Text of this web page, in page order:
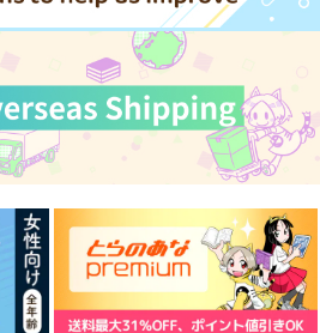
もリプリーズ
円
シャーロック×ウィリアム
サンプル
作品詳細
海の上、目を閉じた
準備号壱、弐合本
yellow
110円 （税込）
シャア×シャリア
サンプル
作品詳細
カート カート